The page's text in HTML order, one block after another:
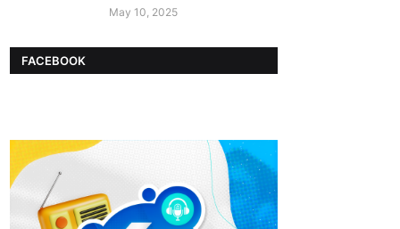
May 10, 2025
FACEBOOK